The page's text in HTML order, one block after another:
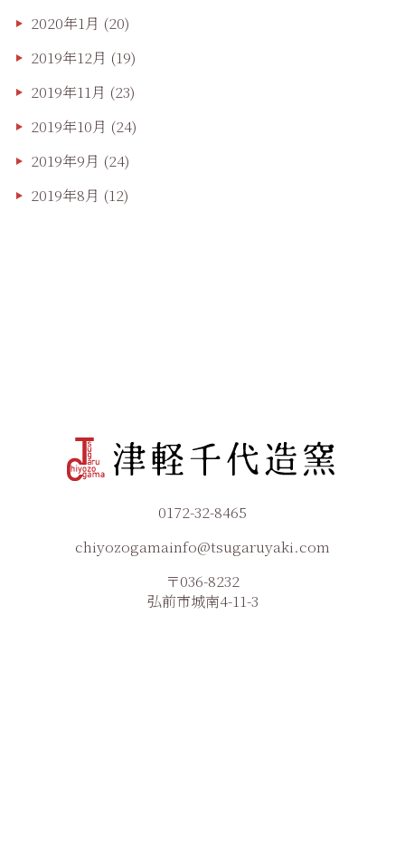
2020年1月 (20)
2019年12月 (19)
2019年11月 (23)
2019年10月 (24)
2019年9月 (24)
2019年8月 (12)
0172-32-8465
chiyozogamainfo@tsugaruyaki.com
〒036-8232
弘前市城南4-11-3